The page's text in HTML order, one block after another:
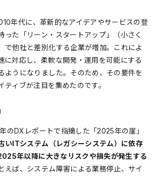
年代に、革新的なアイデアやサービスの登
った「リーン・スタートアップ」（小さく
で他社と差別化する企業が増加。これによ
に対応し、柔軟な開発・運用を可能にする
ようになりました。そのため、その要件を
ティブが注目を集めたのです。
のDXレポートで指摘した「2025年の崖」
いITシステム（レガシーシステム）に依存
年以降に大きなリスクや損失が発生する
えば、システム障害による業務停止、サイ